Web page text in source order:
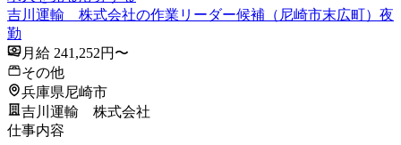
吉川運輸 株式会社の作業リーダー候補（尼崎市末広町）夜
勤
月給 241,252円〜
その他
兵庫県尼崎市
吉川運輸 株式会社
仕事内容